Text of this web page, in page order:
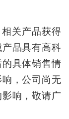
关产品获得
品具有高科
具体销售情
，公司尚无
响，敬请广